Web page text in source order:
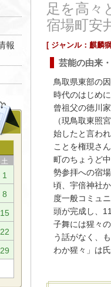
報
土
1
8
15
22
29
足を高々
宿場町安
[ ジャンル：麒麟
芸能の由来
鳥取県東部の
時代のはじめ
曾祖父の徳川
（現鳥取東照
始したと言わ
ことを権現さ
町のちょうど
勢参拝への宿
頃、宇倍神社
度一般コミュ
頭が完成し、
子舞には猩々
う話がなく、
わか猩々」は